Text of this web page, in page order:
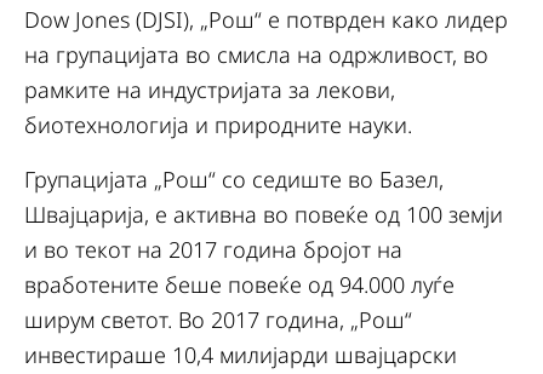
Dow Jones (DJSI), „Рош“ е потврден како лидер
на групацијата во смисла на одржливост, во
рамките на индустријата за лекови,
биотехнологија и природните науки.
Групацијата „Рош“ со седиште во Базел,
Швајцарија, е активна во повеќе од 100 земји
и во текот на 2017 година бројот на
вработените беше повеќе од 94.000 луѓе
ширум светот. Во 2017 година, „Рош“
инвестираше 10,4 милијарди швајцарски